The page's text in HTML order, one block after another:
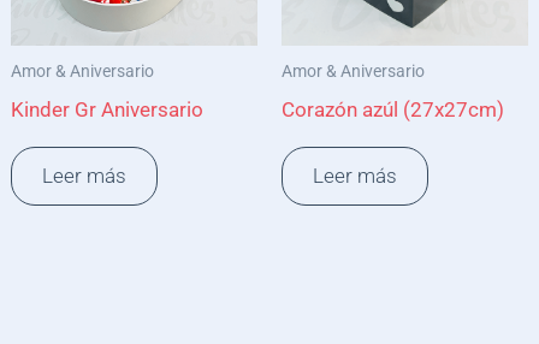
Amor & Aniversario
Kinder Gr Aniversario
Leer más
Amor & Aniversario
Corazón azúl (27x27cm)
Leer más